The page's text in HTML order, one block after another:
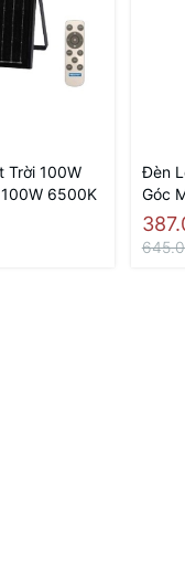
Trời 100W
6500K
Đèn
Góc